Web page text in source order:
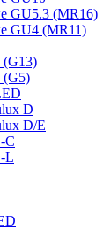
GU5.3 (MR16)
GU4 (MR11)
(G5)
D
D/E
C
L